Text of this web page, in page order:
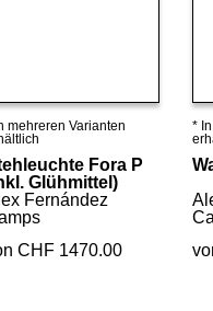
Details ansehen
mehreren Varianten
Fora P
Glühmittel)
Fernández
CHF 1470.00
*